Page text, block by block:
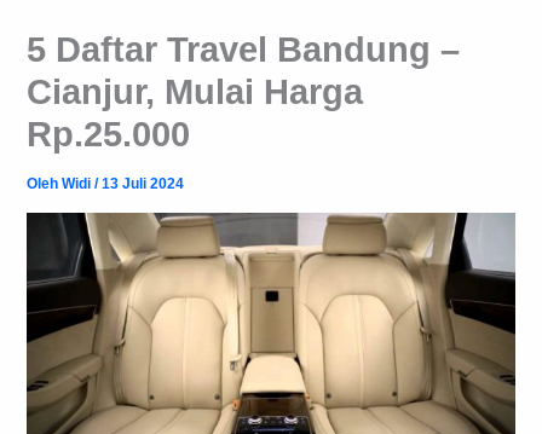
5 Daftar Travel Bandung –
Cianjur, Mulai Harga
Rp.25.000
OlehWidi/13 Juli 2024